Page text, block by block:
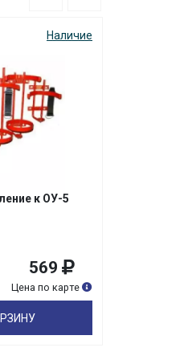
Наличие
к ОУ-5
569
Цена по карте